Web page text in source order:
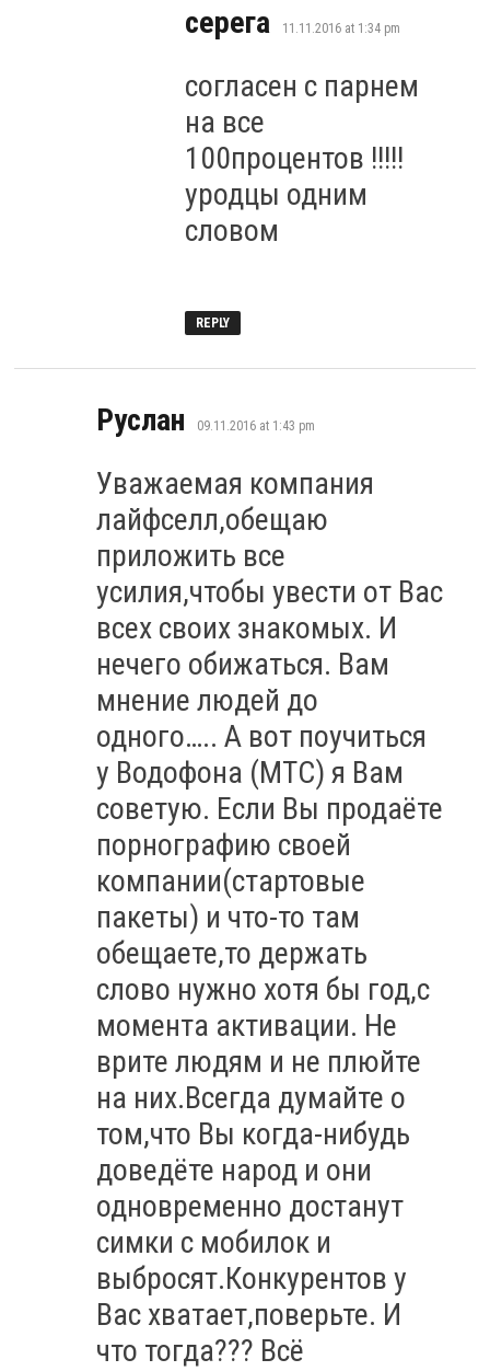
серега says:
11.11.2016 at 1:34 pm
согласен с парнем
на все
100процентов !!!!!
уродцы одним
словом
REPLY
Руслан says:
09.11.2016 at 1:43 pm
Уважаемая компания
лайфселл,обещаю
приложить все
усилия,чтобы увести от Вас
всех своих знакомых. И
нечего обижаться. Вам
мнение людей до
одного….. А вот поучиться
у Водофона (МТС) я Вам
советую. Если Вы продаёте
порнографию своей
компании(стартовые
пакеты) и что-то там
обещаете,то держать
слово нужно хотя бы год,с
момента активации. Не
врите людям и не плюйте
на них.Всегда думайте о
том,что Вы когда-нибудь
доведёте народ и они
одновременно достанут
симки с мобилок и
выбросят.Конкурентов у
Вас хватает,поверьте. И
что тогда??? Всё